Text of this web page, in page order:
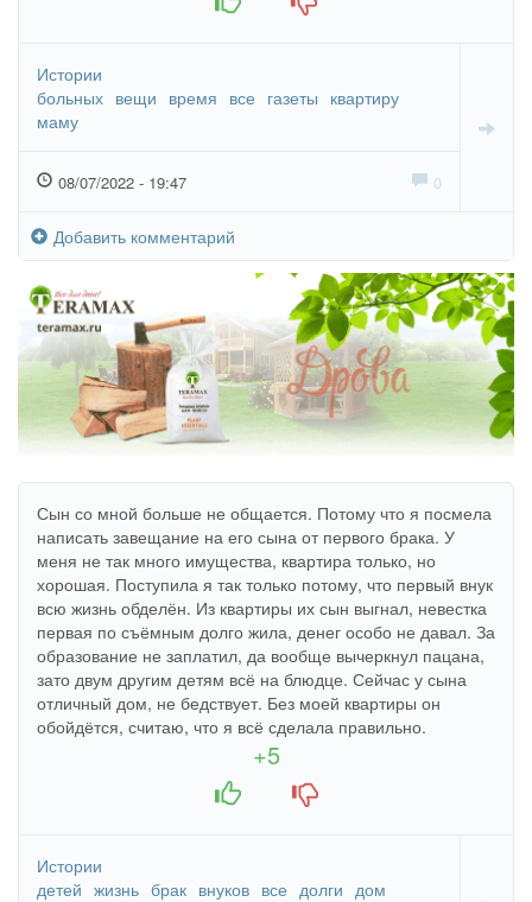
Истории
больных вещи время все газеты квартиру
маму
08/07/2022 - 19:47 0
Добавить комментарий
Сын со мной больше не общается. Потому что я посмела
написать завещание на его сына от первого брака. У
меня не так много имущества, квартира только, но
хорошая. Поступила я так только потому, что первый внук
всю жизнь обделён. Из квартиры их сын выгнал, невестка
первая по съёмным долго жила, денег особо не давал. За
образование не заплатил, да вообще вычеркнул пацана,
зато двум другим детям всё на блюдце. Сейчас у сына
отличный дом, не бедствует. Без моей квартиры он
обойдётся, считаю, что я всё сделала правильно.
+5
Истории
детей жизнь брак внуков все долги дом